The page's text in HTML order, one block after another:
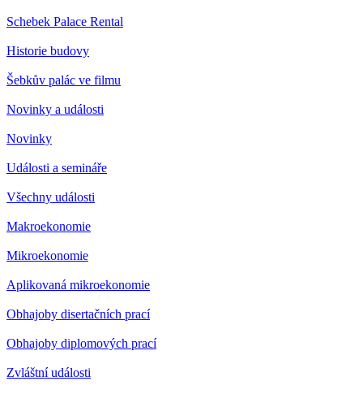
Schebek Palace Rental
Historie budovy
Šebkův palác ve filmu
Novinky a události
Novinky
Události a semináře
Všechny události
Makroekonomie
Mikroekonomie
Aplikovaná mikroekonomie
Obhajoby disertačních prací
Obhajoby diplomových prací
Zvláštní události